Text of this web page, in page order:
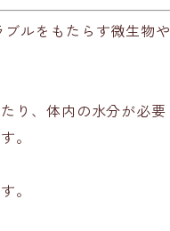
ルをもたらす微生物や
り、体内の水分が必要
。
。